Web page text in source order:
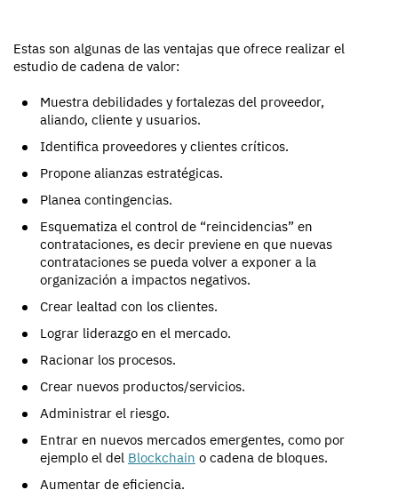
Estas son algunas de las ventajas que ofrece realizar el
estudio de cadena de valor:
Muestra debilidades y fortalezas del proveedor,
aliando, cliente y usuarios.
Identifica proveedores y clientes críticos.
Propone alianzas estratégicas.
Planea contingencias.
Esquematiza el control de “reincidencias” en
contrataciones, es decir previene en que nuevas
contrataciones se pueda volver a exponer a la
organización a impactos negativos.
Crear lealtad con los clientes.
Lograr liderazgo en el mercado.
Racionar los procesos.
Crear nuevos productos/servicios.
Administrar el riesgo.
Entrar en nuevos mercados emergentes, como por
ejemplo el del Blockchain o cadena de bloques.
Aumentar de eficiencia.